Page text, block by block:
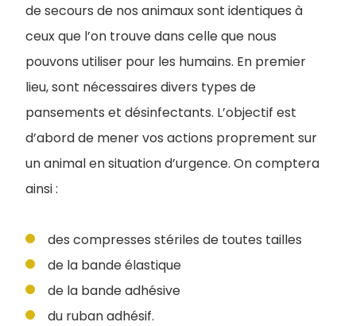
de secours de nos animaux sont identiques à
ceux que l’on trouve dans celle que nous
pouvons utiliser pour les humains. En premier
lieu, sont nécessaires divers types de
pansements et désinfectants. L’objectif est
d’abord de mener vos actions proprement sur
un animal en situation d’urgence. On comptera
ainsi :
des compresses stériles de toutes tailles
de la bande élastique
de la bande adhésive
du ruban adhésif.